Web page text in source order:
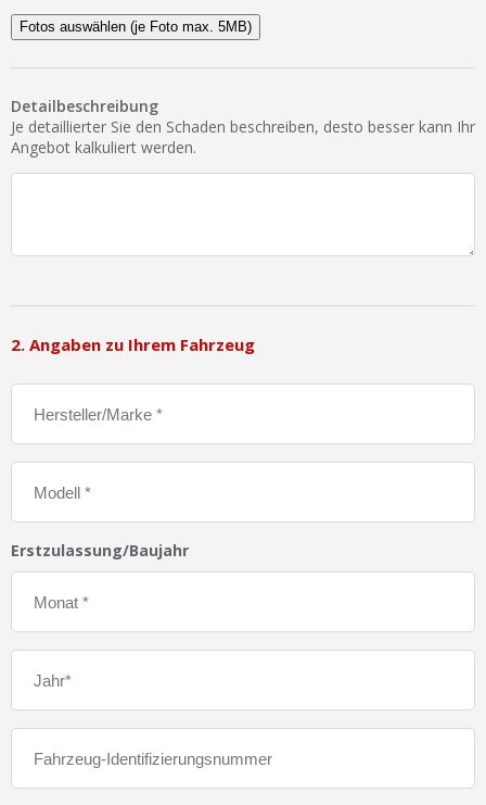
Fotos auswählen (je Foto max. 5MB)
Detailbeschreibung
Je detaillierter Sie den Schaden beschreiben, desto besser kann Ihr
Angebot kalkuliert werden.
2. Angaben zu Ihrem Fahrzeug
Erstzulassung/Baujahr